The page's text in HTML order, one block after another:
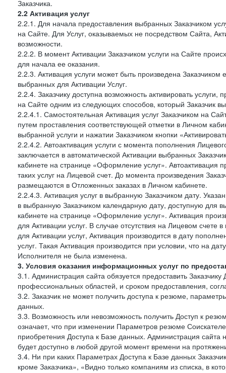
Заказчика.
2.2 Активация услуг
2.2.1. Для начала предоставления выбранных Заказчиком
на Сайте. Для Услуг, оказываемых не посредством Сайта,
возможности.
2.2.2. В момент Активации Заказчиком услуги на Сайте
для начала ее оказания.
2.2.3. Активация услуги может быть произведена
выбранных для Активации Услуг.
2.2.4. Заказчику доступна возможность активировать
на Сайте одним из следующих способов, который Заказчик
2.2.4.1. Самостоятельная Активация услуг Заказчиком на
путем проставления соответствующей отметки в Личном
выбранной услуги и нажатии Заказчиком кнопки
2.2.4.2. Автоактивация услуги с момента пополнения
заключается в автоматической Активации выбранных
кабинете на странице «Оформление услуг». Автоактивация
таких услуг на Лицевой счет. До момента произведения
размещаются в Отложенных заказах в Личном кабинете.
2.2.4.3. Активация услуг в выбранную Заказчиком дату.
в выбранную Заказчиком календарную дату, доступную для
кабинете на странице «Оформление услуг». Активация
для Активации услуг. В случае отсутствия на Лицевом
для Активации услуг, Активация производится в дату
услуг. Такая Активация производится при условии, что на
Исполнителя не была изменена.
3. Условия оказания информационных услуг по
3.1. Администрация сайта обязуется предоставить
профессиональных областей, и сроком предоставления,
3.2. Заказчик не может получить доступа к резюме,
данных.
3.3. Возможность или невозможность получить Доступ к
означает, что при изменении Параметров резюме
приобретения Доступа к Базе данных. Администрация
будет доступно в любой другой момент времени на
3.4. Ни при каких Параметрах Доступа к Базе данных
кроме Заказчика», «Видно только компаниям из списка, в